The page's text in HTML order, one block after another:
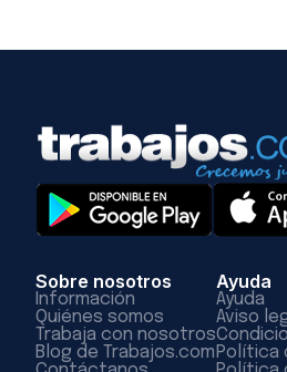
Sobre nosotros
Información
Quiénes somos
Trabaja con nosotros
Blog de Trabajos.com
Ayuda
Ayuda
Aviso
Política